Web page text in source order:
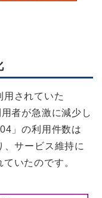
用されていた
者が急激に減少し
」の利用件数は
、サービス維持に
いたのです。